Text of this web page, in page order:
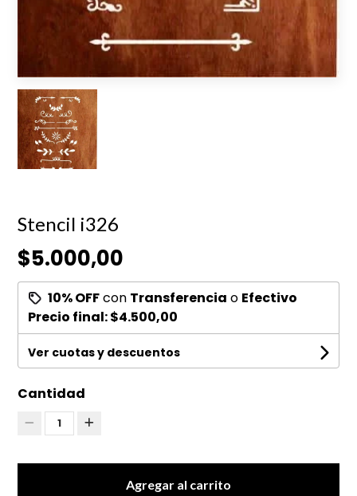
Stencil i326
$5.000,00
10% OFFcon Transferencia o Efectivo
Precio final:$4.500,00
Ver cuotas y descuentos
Cantidad
1
Agregar al carrito